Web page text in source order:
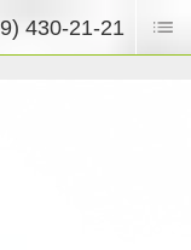
430-21-21